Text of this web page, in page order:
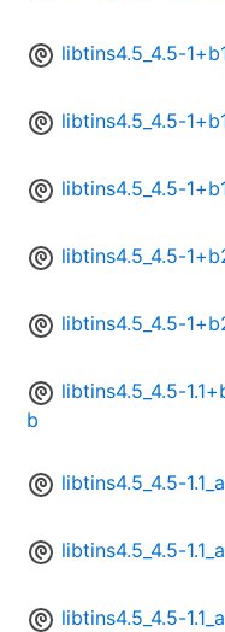
libtins4.5_4.5-
libtins4.5_4.5-
libtins4.5_4.5-
libtins4.5_4.5-
libtins4.5_4.5-
libtins4.5_4.5-
b
libtins4.5_4.5-
libtins4.5_4.5-
libtins4.5_4.5-